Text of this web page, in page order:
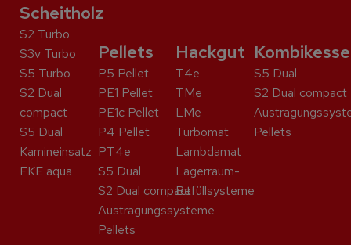
Scheitholz
S2 Turbo
S3v Turbo
S5 Turbo
S2 Dual
compact
S5 Dual
Kaminein­satz
FKE aqua
Pellets
P5 Pellet
PE1 Pellet
PE1c Pellet
P4 Pellet
PT4e
S5 Dual
S2 Dual compact
Austragungssysteme
Pellets
Hackgut
T4e
TMe
LMe
Turbomat
Lambdamat
Lagerraum-
Befüllsysteme
S5 Dual
S2 Dual compact
Pellets